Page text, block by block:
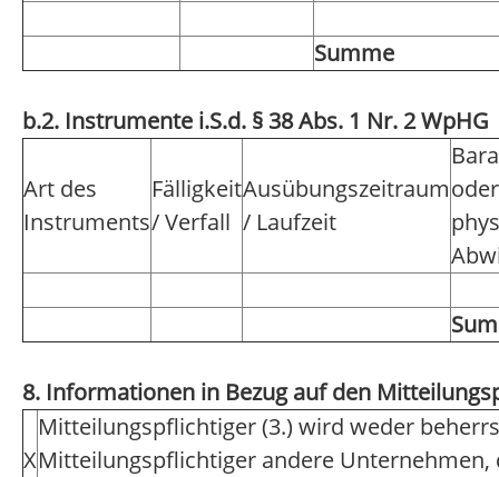
Summe
b.2. Instrumente i.S.d. § 38 Abs. 1 Nr. 2 WpHG
Art des
Instruments
Fälligkeit
/ Verfall
Ausübungszeitraum
/ Laufzeit
oder
8. Informationen in Bezug auf den
X
Mitteilungspflichtiger (3.) wird weder
Mitteilungspflichtiger andere